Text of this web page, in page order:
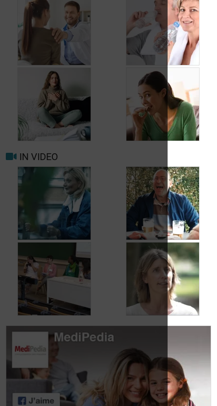
Exocriene pancreas-
insufficiëntie
Wanneer opnieuw
uw arts raadplegen
bij migraine of
hoofdpijn?
Hoofdpijn dagelijks
voorkomen
Beter leven met
migraine in het
dagelijks leven
Trigger- en
risicofactoren voor
migraine en
hoofdpijn
IN VIDEO
Carole, 55 jaar,
vond een oplossing
urineverlies
Jean, 58 jaar,
geniet van het leven,
ondanks het feit dat
hij met urineverlies
kampt
Dag van de
Lymfoompatiënten:
Mariangela Fiorente,
ALWB
Lymfoompatiënten:
Prof. Virginie De
Wilde